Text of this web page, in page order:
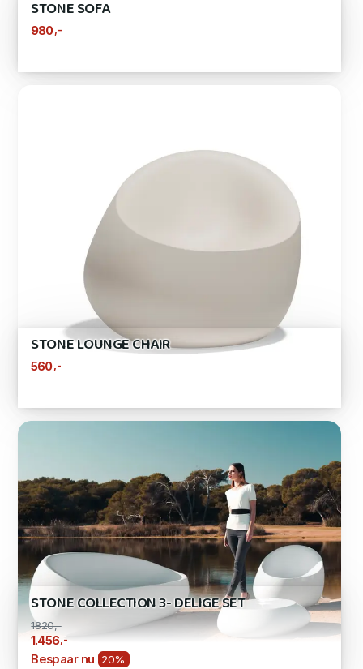
STONE SOFA
980 ,-
STONE LOUNGE CHAIR
560 ,-
STONE COLLECTION 3- DELIGE SET
1820,-
1.456 ,-
Bespaar nu 20%